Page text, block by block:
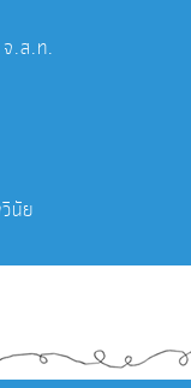
.ส.ท.
นัย